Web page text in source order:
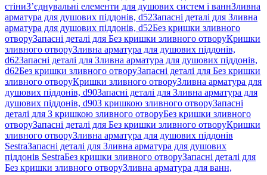
стіниЗ’єднувальні елементи для душових систем і ваннЗливна
арматура для душових піддонів, d52Запасні деталі для Зливна
арматура для душових піддонів, d52Без кришки зливного
отворуЗапасні деталі для Без кришки зливного отворуКришки
зливного отворуЗливна арматура для душових піддонів,
d62Запасні деталі для Зливна арматура для душових піддонів,
d62Без кришки зливного отворуЗапасні деталі для Без кришки
зливного отворуКришки зливного отворуЗливна арматура для
душових піддонів, d90Запасні деталі для Зливна арматура для
душових піддонів, d90З кришкою зливного отворуЗапасні
деталі для З кришкою зливного отворуБез кришки зливного
отворуЗапасні деталі для Без кришки зливного отворуКришки
зливного отворуЗливна арматура для душових піддонів
SestraЗапасні деталі для Зливна арматура для душових
піддонів SestraБез кришки зливного отворуЗапасні деталі для
Без кришки зливного отворуЗливна арматура для ванн,